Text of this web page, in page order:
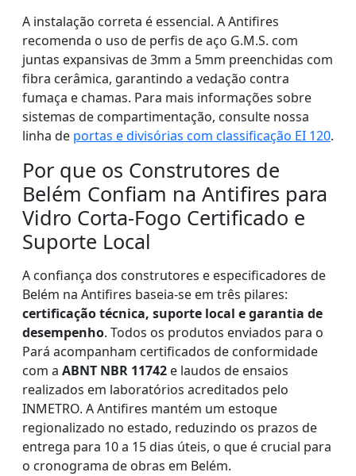
A instalação correta é essencial. A Antifires
recomenda o uso de perfis de aço G.M.S. com
juntas expansivas de 3mm a 5mm preenchidas com
fibra cerâmica, garantindo a vedação contra
fumaça e chamas. Para mais informações sobre
sistemas de compartimentação, consulte nossa
linha de portas e divisórias com classificação EI 120.
Por que os Construtores de
Belém Confiam na Antifires para
Vidro Corta-Fogo Certificado e
Suporte Local
A confiança dos construtores e especificadores de
Belém na Antifires baseia-se em três pilares:
certificação técnica, suporte local e garantia de
desempenho. Todos os produtos enviados para o
Pará acompanham certificados de conformidade
com a ABNT NBR 11742 e laudos de ensaios
realizados em laboratórios acreditados pelo
INMETRO. A Antifires mantém um estoque
regionalizado no estado, reduzindo os prazos de
entrega para 10 a 15 dias úteis, o que é crucial para
o cronograma de obras em Belém.